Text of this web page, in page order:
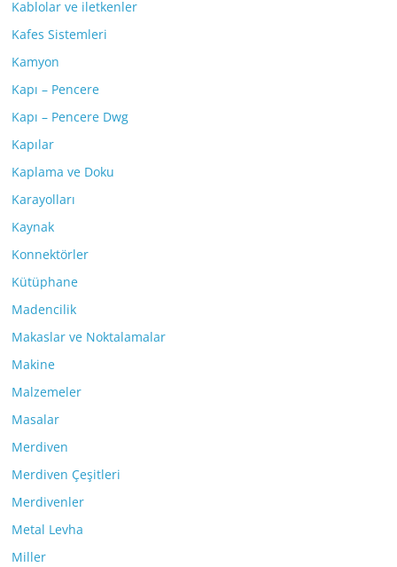
Kablolar ve iletkenler
Kafes Sistemleri
Kamyon
Kapı – Pencere
Kapı – Pencere Dwg
Kapılar
Kaplama ve Doku
Karayolları
Kaynak
Konnektörler
Kütüphane
Madencilik
Makaslar ve Noktalamalar
Makine
Malzemeler
Masalar
Merdiven
Merdiven Çeşitleri
Merdivenler
Metal Levha
Miller